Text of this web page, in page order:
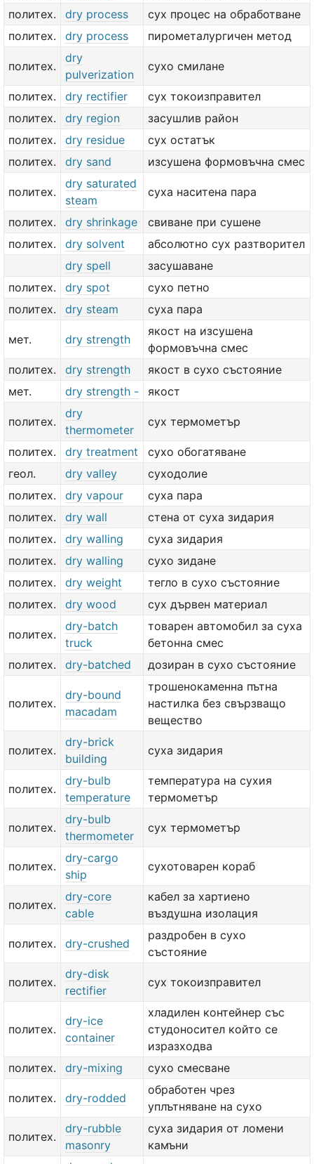
политех.
dry process
сух процес на обработване
политех.
dry process пирометалургичен метод
политех.
dry
pulverization
сухо смилане
политех. dry rectifier
сух токоизправител
политех.
dry region
засушлив район
политех.
dry residue
сух остатък
политех.
dry sand изсушена формовъчна смес
политех.
dry saturated
steam
суха наситена пара
политех. dry shrinkage
свиване при сушене
политех.
dry solvent
абсолютно сух разтворител
dry spell
засушаване
политех.
dry spot
сухо петно
политех.
dry steam суха пара
мет. dry strength
якост на изсушена
формовъчна смес
политех.
dry strength
якост в сухо състояние
мет.
dry strength - якост
политех.
dry
thermometer
сух термометър
политех. dry treatment
сухо обогатяване
геол.
dry valley
суходолие
политех.
dry vapour
суха пара
политех.
dry wall
стена от суха зидария
политех.
dry walling
суха зидария
политех.
dry walling
сухо зидане
политех.
dry weight
тегло в сухо състояние
политех.
dry wood сух дървен материал
политех.
dry-batch
truck
товарен автомобил за суха
бетонна смес
политех.
dry-batched дозиран в сухо състояние
политех.
dry-bound
macadam
трошенокаменна пътна
настилка без свързващо
вещество
политех.
dry-brick
building
суха зидария
политех.
dry-bulb
temperature
температура на сухия
термометър
политех.
dry-bulb
thermometer
сух термометър
политех.
dry-cargo
ship
сухотоварен кораб
политех.
dry-core
cable
кабел за хартиено
въздушна изолация
политех. dry-crushed
раздробен в сухо
състояние
политех.
dry-disk
rectifier
сух токоизправител
политех.
dry-ice
container
хладилен контейнер със
студоносител който се
изразходва
политех.
dry-mixing сухо смесване
политех. dry-rodded
обработен чрез
уплътняване на сухо
политех.
dry-rubble
masonry
суха зидария от ломени
камъни